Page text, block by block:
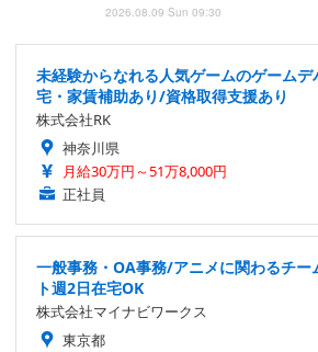
2026.08.09 Sun 09:30
未経験からなれる人気ゲームのゲーム
宅・家賃補助あり/資格取得支援あり
株式会社RK
神奈川県
月給30万円～51万8,000円
正社員
一般事務・OA事務/アニメに関わるチー
ト週2日在宅OK
株式会社マイナビワークス
東京都